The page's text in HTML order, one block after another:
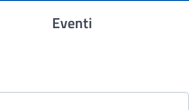
Eventi